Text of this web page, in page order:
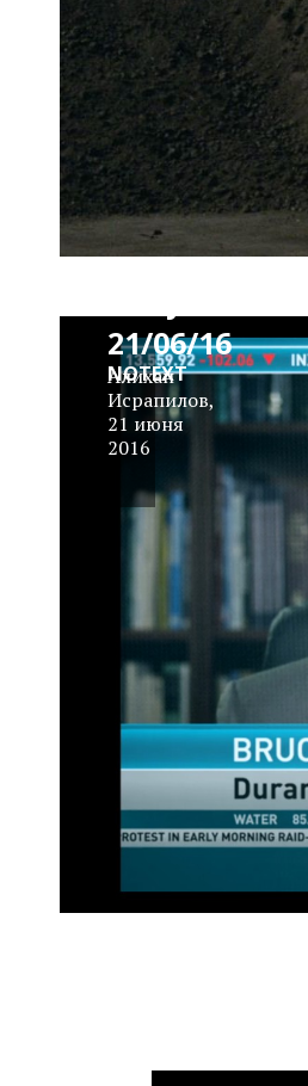
News
Block
21/06/16
Алихан
Исрапилов,
21 июня
2016
NOTEXT